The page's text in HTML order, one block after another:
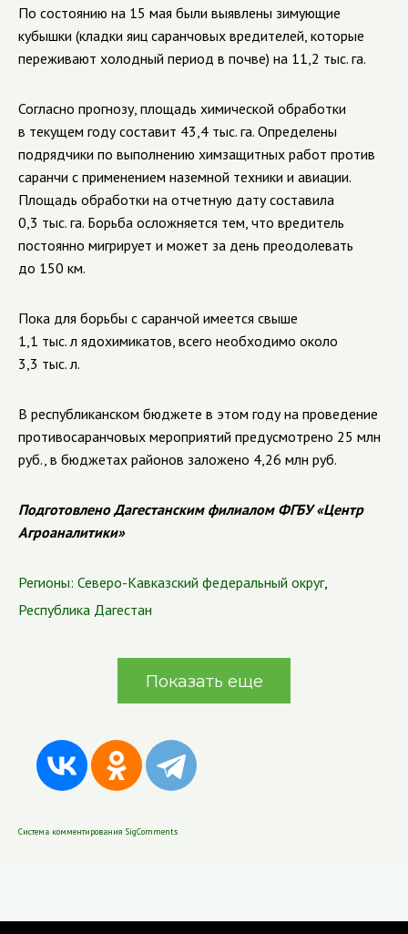
По состоянию на 15 мая были выявлены зимующие
кубышки (кладки яиц саранчовых вредителей, которые
переживают холодный период в почве) на 11,2 тыс. га.
Согласно прогнозу, площадь химической обработки
в текущем году составит 43,4 тыс. га. Определены
подрядчики по выполнению химзащитных работ против
саранчи с применением наземной техники и авиации.
Площадь обработки на отчетную дату составила
0,3 тыс. га. Борьба осложняется тем, что вредитель
постоянно мигрирует и может за день преодолевать
до 150 км.
Пока для борьбы с саранчой имеется свыше
1,1 тыс. л ядохимикатов, всего необходимо около
3,3 тыс. л.
В республиканском бюджете в этом году на проведение
противосаранчовых мероприятий предусмотрено 25 млн
руб., в бюджетах районов заложено 4,26 млн руб.
Подготовлено Дагестанским филиалом ФГБУ «Центр
Агроаналитики»
Регионы: Северо-Кавказский федеральный округ,
Республика Дагестан
Показать еще
Система комментирования SigComments